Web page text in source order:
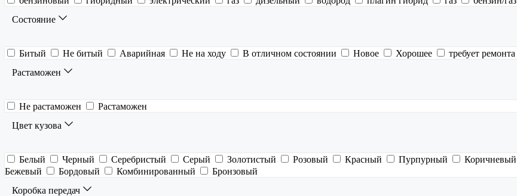
Состояние
Битый Не битый Аварийная Не на ходу В отличном состоянии Новое Хорошее
требует ремонта
Растаможен
Не растаможен
Растаможен
Цвет кузова
Белый Черный Серебристый Серый Золотистый Розовый Красный Пурпурный Коричневый
Бежевый
Бордовый Комбинированный
Бронзовый
Коробка передач